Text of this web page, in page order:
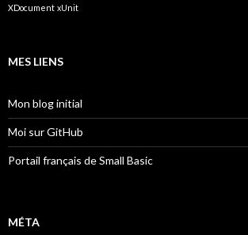
XDocument xUnit
MES LIENS
Mon blog initial
Moi sur GitHub
Portail français de Small Basic
MÉTA